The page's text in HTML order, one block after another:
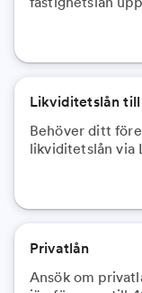
Likviditetslån
Behöver ditt
likviditetslån via
Privatlån
Ansök om